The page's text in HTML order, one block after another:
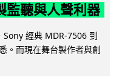
監聽與人聲利器
經典 MDR-7506 到
。而現在舞台製作者與創